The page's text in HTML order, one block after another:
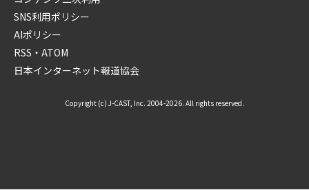
SNS利用ポリシー
AIポリシー
RSS・ATOM
日本インターネット報道協会
Copyright (c) J-CAST, Inc. 2004-2026. All rights reserved.